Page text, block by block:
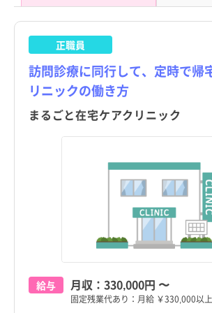
東京都すべて
正職員
訪問診療に同行して、定時で帰
リニックの働き方
まるごと在宅ケアクリニック
給与 月収： 330,000円 〜
固定残業代あり：月給 ￥330,000以
東京都すべて